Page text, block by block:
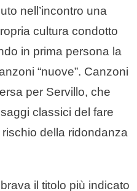
nell’incontro una
cultura condotto
in prima persona la
“nuove”. Canzoni
per Servillo, che
classici del fare
della ridondanza
il titolo più indicato